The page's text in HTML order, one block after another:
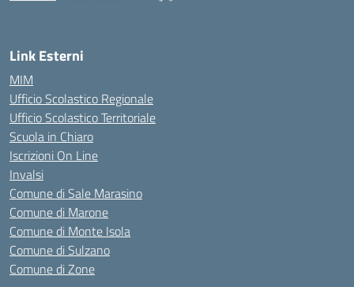
Link Esterni
MIM
Ufficio Scolastico Regionale
Ufficio Scolastico Territoriale
Scuola in Chiaro
Iscrizioni On Line
Invalsi
Comune di Sale Marasino
Comune di Marone
Comune di Monte Isola
Comune di Sulzano
Comune di Zone